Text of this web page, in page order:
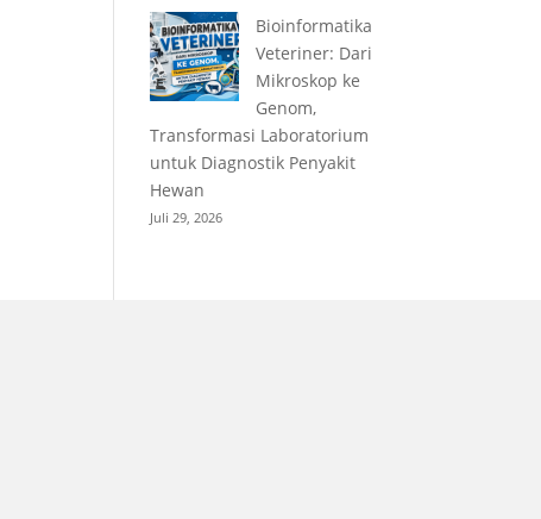
Bioinformatika
Veteriner: Dari
Mikroskop ke
Genom,
Transformasi Laboratorium
untuk Diagnostik Penyakit
Hewan
Juli 29, 2026